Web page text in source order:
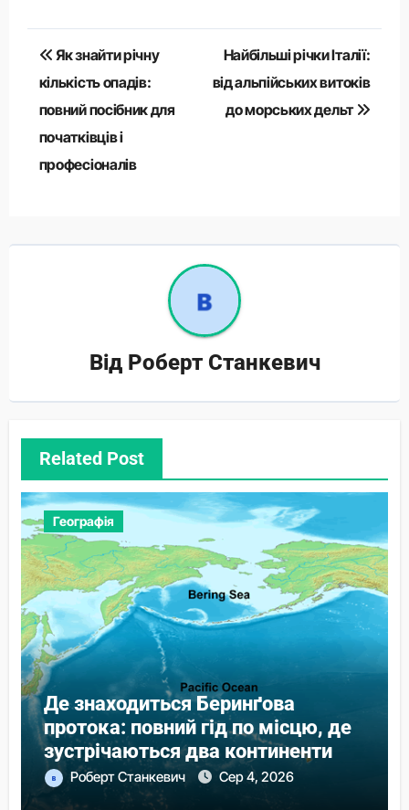
Навігація
записів
Як знайти річну
кількість опадів:
повний посібник для
початківців і
професіоналів
Найбільші річки Італії:
від альпійських витоків
до морських дельт
Від Роберт Станкевич
Related Post
Географія
Де знаходиться Беринґова
протока: повний гід по місцю, де
зустрічаються два континенти
Роберт Станкевич Сер 4, 2026